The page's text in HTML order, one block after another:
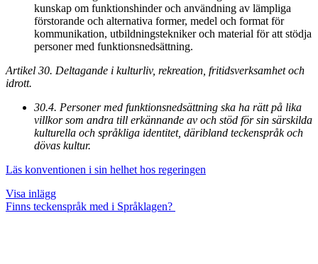
kunskap om funktionshinder och användning av lämpliga
förstorande och alternativa former, medel och format för
kommunikation, utbildningstekniker och material för att stödja
personer med funktionsnedsättning.
Artikel 30. Deltagande i kulturliv, rekreation, fritidsverksamhet och
idrott.
30.4. Personer med funktionsnedsättning ska ha rätt på lika
villkor som andra till erkännande av och stöd för sin särskilda
kulturella och språkliga identitet, däribland teckenspråk och
dövas kultur.
Läs konventionen i sin helhet hos regeringen
Visa inlägg
Finns teckenspråk med i Språklagen?